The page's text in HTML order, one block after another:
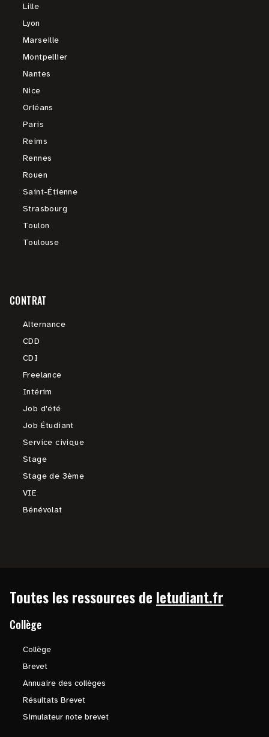
Lille
Lyon
Marseille
Montpellier
Nantes
Nice
Orléans
Paris
Reims
Rennes
Rouen
Saint-Étienne
Strasbourg
Toulon
Toulouse
CONTRAT
Alternance
CDD
CDI
Freelance
Intérim
Job d'été
Job Étudiant
Service civique
Stage
Stage de 3ème
VIE
Bénévolat
Toutes les ressources de letudiant.fr
Collège
Collège
Brevet
Annuaire des collèges
Résultats Brevet
Simulateur note brevet